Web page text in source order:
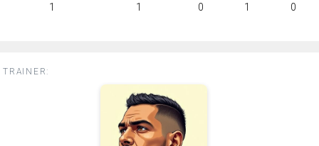
1
1 0 1 0
TRAINER: